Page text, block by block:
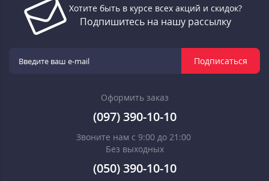
Хотите быть в курсе всех акций и скидок?
Подпишитесь на нашу рассылку
Подписаться
Оформить заказ
(097) 390-10-10
Звоните нам с 9:00 до 21:00
Без выходных
(050) 390-10-10